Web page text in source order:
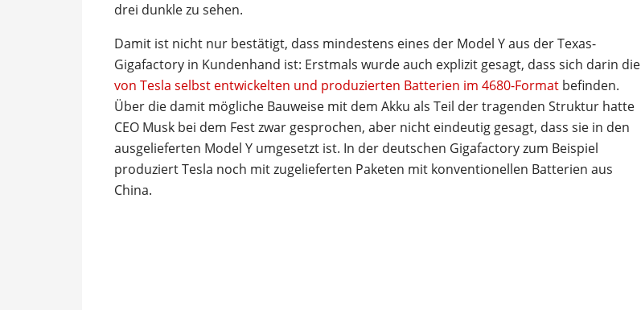
drei dunkle zu sehen.
Damit ist nicht nur bestätigt, dass mindestens eines der Model Y aus der Texas-
Gigafactory in Kundenhand ist: Erstmals wurde auch explizit gesagt, dass sich darin die
von Tesla selbst entwickelten und produzierten Batterien im 4680-Format befinden.
Über die damit mögliche Bauweise mit dem Akku als Teil der tragenden Struktur hatte
CEO Musk bei dem Fest zwar gesprochen, aber nicht eindeutig gesagt, dass sie in den
ausgelieferten Model Y umgesetzt ist. In der deutschen Gigafactory zum Beispiel
produziert Tesla noch mit zugelieferten Paketen mit konventionellen Batterien aus
China.